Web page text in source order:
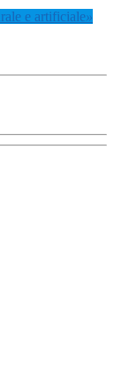
e artificiale»